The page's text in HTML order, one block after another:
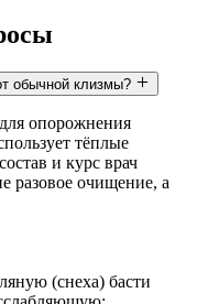
обычной клизмы?
опорожнения
тёплые
и курс врач
разовое очищение, а
(снеха) басти